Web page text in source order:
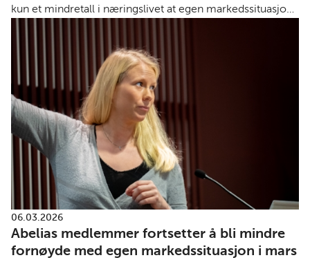
kun et mindretall i næringslivet at egen markedssituasjon
negativ, men forskjellen har aldri vært så liten.
06.03.2026
Abelias medlemmer fortsetter å bli mindre
fornøyde med egen markedssituasjon i mars